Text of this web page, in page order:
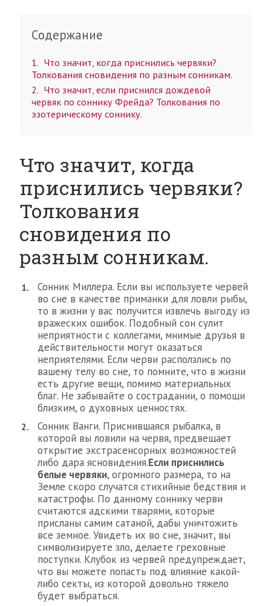
Содержание
1
Что значит, когда приснились червяки?
Толкования сновидения по разным сонникам.
2
Что значит, если приснился дождевой
червяк по соннику Фрейда? Толкования по
эзотерическому соннику.
Что значит, когда
приснились червяки?
Толкования
сновидения по
разным сонникам.
Сонник Миллера. Если вы используете червей
во сне в качестве приманки для ловли рыбы,
то в жизни у вас получится извлечь выгоду из
вражеских ошибок. Подобный сон сулит
неприятности с коллегами, мнимые друзья в
действительности могут оказаться
неприятелями. Если черви расползлись по
вашему телу во сне, то помните, что в жизни
есть другие вещи, помимо материальных
благ. Не забывайте о сострадании, о помощи
близким, о духовных ценностях.
Сонник Ванги. Приснившаяся рыбалка, в
которой вы ловили на червя, предвещает
открытие экстрасенсорных возможностей
либо дара ясновидения.Если приснились
белые червяки, огромного размера, то на
Земле скоро случатся стихийные бедствия и
катастрофы. По данному соннику черви
считаются адскими тварями, которые
присланы самим сатаной, дабы уничтожить
все земное. Увидеть их во сне, значит, вы
символизируете зло, делаете греховные
поступки. Клубок из червей предупреждает,
что вы можете попасть под влияние какой-
либо секты, из которой довольно тяжело
будет выбраться.